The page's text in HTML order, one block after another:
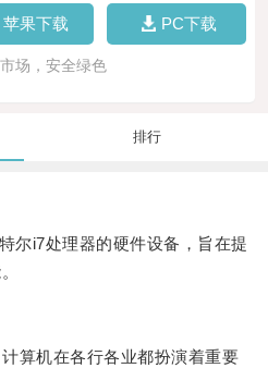
苹果下载 PC下载
场，安全绿色
排行
i7处理器的硬件设备，旨在提
机在各行各业都扮演着重要